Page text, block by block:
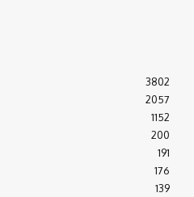
3802
2057
1152
200
191
176
139